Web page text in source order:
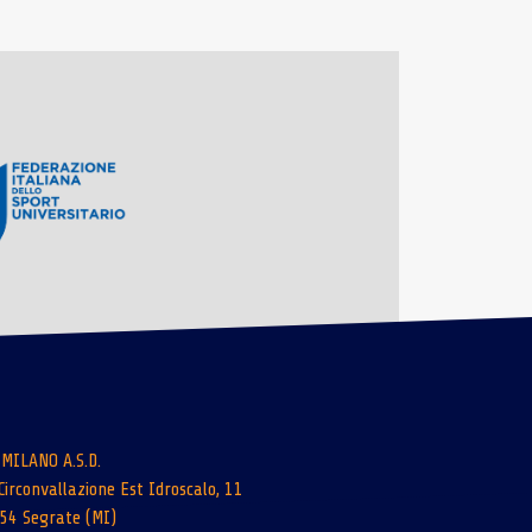
A.S.D.
Est Idroscalo, 11
Segrate (MI)